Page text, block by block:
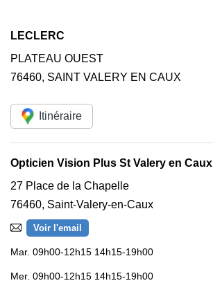
LECLERC
PLATEAU OUEST
76460, SAINT VALERY EN CAUX
Itinéraire
Opticien Vision Plus St Valery en Caux
27 Place de la Chapelle
76460, Saint-Valery-en-Caux
Voir l'email
Mar. 09h00-12h15 14h15-19h00
Mer. 09h00-12h15 14h15-19h00